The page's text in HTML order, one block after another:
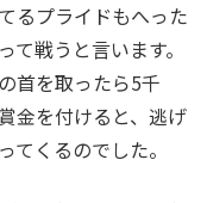
るプライドもへった
戦うと言います。
首を取ったら5千
金を付けると、逃げ
くるのでした。